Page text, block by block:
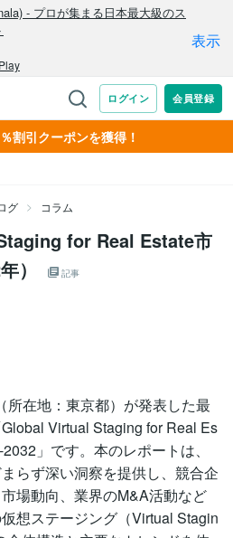
割引クーポンを獲得！
グ コラム
for Real Estate市
）
記事
所在地：東京都）が発表した最
Virtual Staging for Real Es
」です。本のレポートは、
らず深い洞察を提供し、競合企
場動向、業界のM&A活動など
想ステージング（Virtual Stagin